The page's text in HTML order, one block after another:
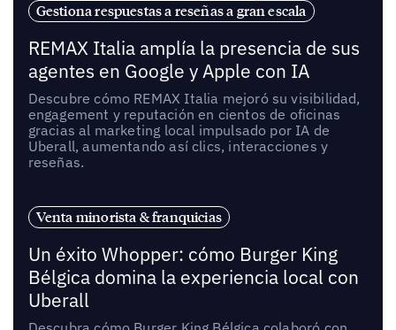
Gestiona respuestas a reseñas a gran escala
REMAX Italia amplía la presencia de sus
agentes en Google y Apple con IA
Descubre cómo REMAX Italia mejoró su visibilidad,
engagement y reputación en cientos de oficinas
gracias al marketing local impulsado por IA de
Uberall, aumentando así clics, interacciones y
reseñas.
Venta minorista & franquicias
Un éxito Whopper: cómo Burger King
Bélgica domina la experiencia local con
Uberall